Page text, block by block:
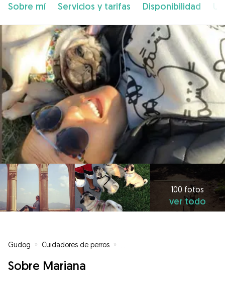
Sobre mí Servicios y tarifas Disponibilidad
100 fotos
ver todo
Gudog » Cuidadores de perros »
Sobre Mariana